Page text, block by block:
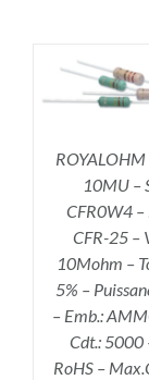
10MU –
CFR0W4
CFR-25 –
10Mohm –
5% –
– Emb.:
Cdt.: 5000
RoHS –
/